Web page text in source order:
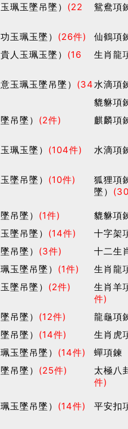
珮玉墜吊墜） (22
鴛鴦項
玉珮玉墜） (26件)
仙鶴項
人玉珮玉墜） (16
生肖龍
玉珮玉墜吊墜） (34 水滴項
貔貅項
吊墜） (2件) 麒麟項
珮玉墜） (104件) 水滴項
墜吊墜） (10件)
狐狸項
墜）
吊墜） (1件)
貔貅項
墜吊墜） (14件)
十字架
吊墜） (3件)
十二生
玉墜吊墜） (1件)
生肖龍
墜吊墜） (2件)
生肖羊
件)
吊墜） (12件)
龍龜項
吊墜） (14件)
生肖虎
玉墜吊墜） (14件)
蟬項鍊
吊墜） (25件)
太極八
件)
玉墜吊墜） (14件) 平安扣